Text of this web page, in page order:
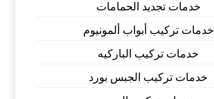
خدمات تجديد الحمامات
خدمات تركيب أبواب ألمونيوم
خدمات تركيب الباركيه
خدمات تركيب الجبس بورد